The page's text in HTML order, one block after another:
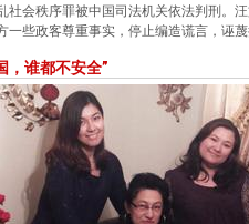
社会秩序罪被中国司法机关依法判刑。
一些政客尊重事实，停止编造谎言，诬
，谁都不安全”